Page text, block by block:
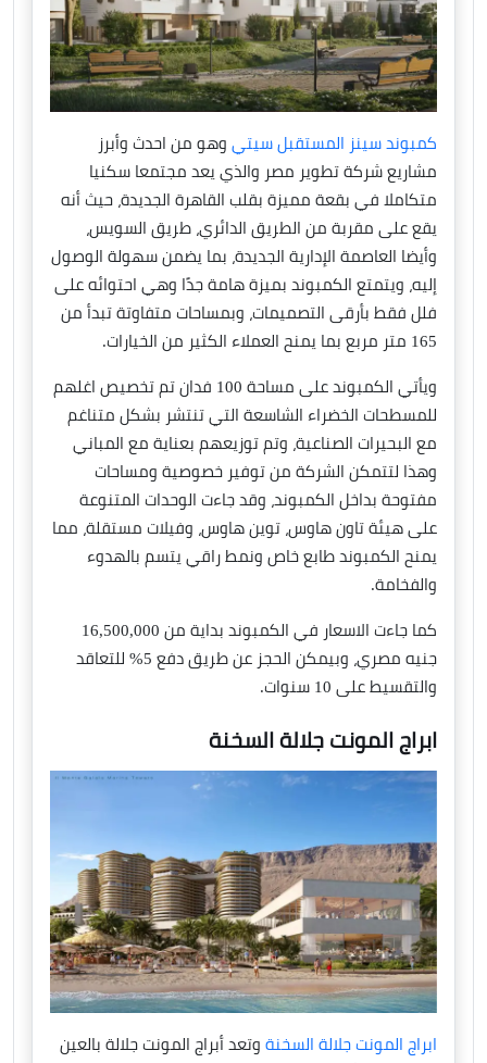
كمبوند سينز المستقبل سيتي وهو من احدث وأبرز
مشاريع شركة تطوير مصر والذي يعد مجتمعا سكنيا
متكاملا في بقعة مميزة بقلب القاهرة الجديدة، حيث أنه
يقع على مقربة من الطريق الدائري، طريق السويس،
وأيضا العاصمة الإدارية الجديدة، بما يضمن سهولة الوصول
إليه، ويتمتع الكمبوند بميزة هامة جدًا وهي احتوائه على
فلل فقط بأرقى التصميمات، وبمساحات متفاوتة تبدأ من
165 متر مربع بما يمنح العملاء الكثير من الخيارات.
ويأتي الكمبوند على مساحة 100 فدان تم تخصيص اغلهم
للمسطحات الخضراء الشاسعة التي تنتشر بشكل متناغم
مع البحيرات الصناعية، وتم توزيعهم بعناية مع المباني
وهذا لتتمكن الشركة من توفير خصوصية ومساحات
مفتوحة بداخل الكمبوند، وقد جاءت الوحدات المتنوعة
على هيئة تاون هاوس، توين هاوس، وفيلات مستقلة، مما
يمنح الكمبوند طابع خاص ونمط راقي يتسم بالهدوء
والفخامة.
كما جاءت الاسعار في الكمبوند بداية من 16,500,000
جنيه مصري، وبيمكن الحجز عن طريق دفع 5% للتعاقد
والتقسيط على 10 سنوات.
ابراج المونت جلالة السخنة
ابراج المونت جلالة السخنة وتعد أبراج المونت جلالة بالعين